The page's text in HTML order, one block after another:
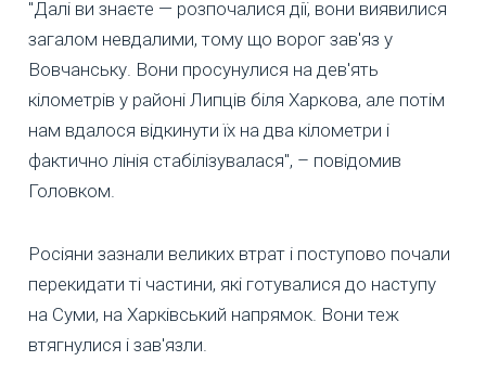
"Далі ви знаєте — розпочалися дії, вони виявилися
загалом невдалими, тому що ворог зав'яз у
Вовчанську. Вони просунулися на дев'ять
кілометрів у районі Липців біля Харкова, але потім
нам вдалося відкинути їх на два кілометри і
фактично лінія стабілізувалася", – повідомив
Головком.
Росіяни зазнали великих втрат і поступово почали
перекидати ті частини, які готувалися до наступу
на Суми, на Харківський напрямок. Вони теж
втягнулися і зав'язли.